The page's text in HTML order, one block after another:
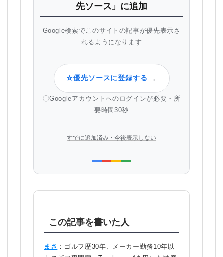
先ソース」に追加
Google検索でこのサイトの記事が優先表示さ
れるようになります
⭐優先ソースに登録する →
Googleアカウントへのログインが必要・所
要時間30秒
すでに追加済み・今後表示しない
この記事を書いた人
まさ ：ゴルフ歴30年、メーカー勤務10年以